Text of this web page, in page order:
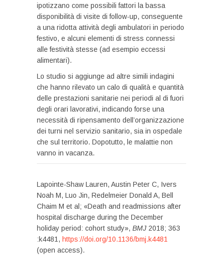
ipotizzano come possibili fattori la bassa
disponibilità di visite di follow-up, conseguente
a una ridotta attività degli ambulatori in periodo
festivo, e alcuni elementi di stress connessi
alle festività stesse (ad esempio eccessi
alimentari).
Lo studio si aggiunge ad altre simili indagini
che hanno rilevato un calo di qualità e quantità
delle prestazioni sanitarie nei periodi al di fuori
degli orari lavorativi, indicando forse una
necessità di ripensamento dell’organizzazione
dei turni nel servizio sanitario, sia in ospedale
che sul territorio. Dopotutto, le malattie non
vanno in vacanza.
Lapointe-Shaw Lauren, Austin Peter C, Ivers
Noah M, Luo Jin, Redelmeier Donald A, Bell
Chaim M et al; «Death and readmissions after
hospital discharge during the December
holiday period: cohort study», BMJ 2018; 363
:k4481, https://doi.org/10.1136/bmj.k4481
(open access).